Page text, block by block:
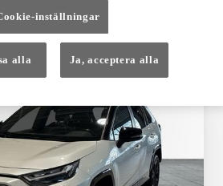
återförsäljare
inställningar
alla Ja, acceptera alla